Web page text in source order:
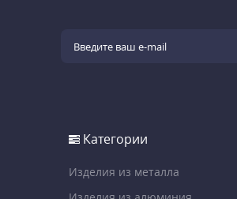
Категории
Изделия из металла